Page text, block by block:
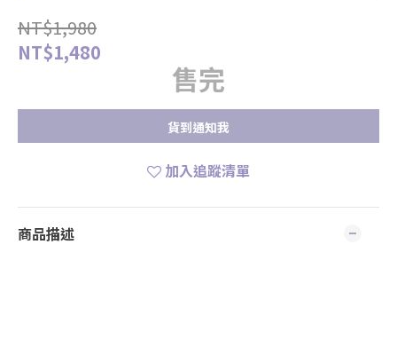
NT$1,980
NT$1,480
售完
貨到通知我
加入追蹤清單
商品描述